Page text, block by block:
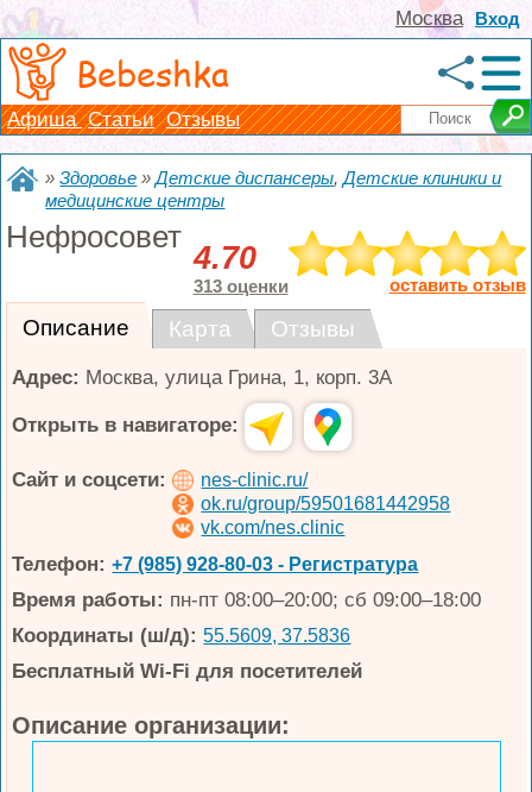
Вход
Москва
Bebeshka
Афиша Статьи Отзывы
»Здоровье »Детские диспансеры,Детские клиники и
медицинские центры
Нефросовет
4.70
313 оценки оставить отзыв
Описание Карта Отзывы
Адрес: Москва,улица Грина, 1, корп. 3А
Открыть в навигаторе:
Сайт и соцсети:
nes-clinic.ru/
ok.ru/group/59501681442958
vk.com/nes.clinic
Телефон: +7 (985) 928-80-03 - Регистратура
Время работы: пн-пт 08:00–20:00; сб 09:00–18:00
Координаты (ш/д): 55.5609, 37.5836
Бесплатный Wi-Fi для посетителей
Описание организации: